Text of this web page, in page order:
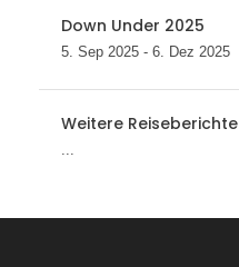
Down Under 2025
5. Sep 2025 - 6. Dez 2025
Weitere Reiseberichte
...